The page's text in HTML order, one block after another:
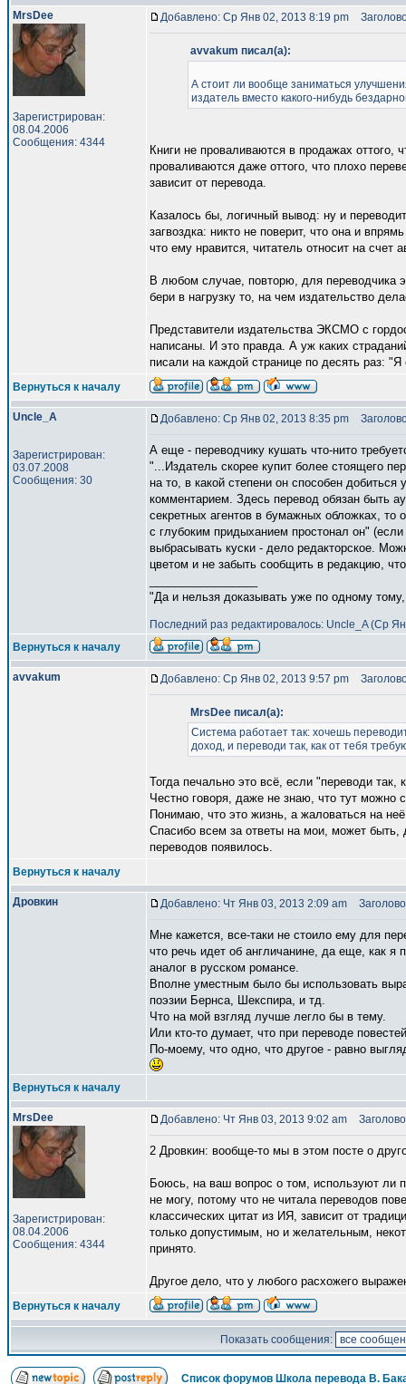
MrsDee
Зарегистрирован:
08.04.2006
Сообщения: 4344
Добавлено: Ср Янв 02, 2013 8:19 pm
avvakum писал(а):
А стоит ли вообще заниматься
издатель вместо какого-нибудь
Книги не проваливаются в продажах оттого,
проваливаются даже оттого, что плохо
зависит от перевода.
Казалось бы, логичный вывод: ну и
загвоздка: никто не поверит, что она и
что ему нравится, читатель относит на счет
В любом случае, повторю, для переводчика
бери в нагрузку то, на чем издательство
Представители издательства ЭКСМО с
написаны. И это правда. А уж каких
писали на каждой странице по десять раз:
Вернуться к началу
Uncle_A
Зарегистрирован:
03.07.2008
Сообщения: 30
Добавлено: Ср Янв 02, 2013 8:35 pm
А еще - переводчику кушать что-нито
"...Издатель скорее купит более стоящего
на то, в какой степени он способен
комментарием. Здесь перевод обязан быть
секретных агентов в бумажных обложках, то
с глубоким придыханием простонал он"
выбрасывать куски - дело редакторское.
цветом и не забыть сообщить в редакцию,
"Да и нельзя доказывать уже по одному
Последний раз редактировалось: Uncle_A (Ср
Вернуться к началу
avvakum Добавлено: Ср Янв 02, 2013 9:57 pm
MrsDee писал(а):
Система работает так: хочешь
доход, и переводи так, как от тебя
Тогда печально это всё, если "переводи так,
Честно говоря, даже не знаю, что тут можно
Понимаю, что это жизнь, а жаловаться на
Спасибо всем за ответы на мои, может быть,
переводов появилось.
Вернуться к началу
Дровкин Добавлено: Чт Янв 03, 2013 2:09 am
Мне кажется, все-таки не стоило ему для
что речь идет об англичанине, да еще, как я
аналог в русском романсе.
Вполне уместным было бы использовать
поэзии Бернса, Шекспира, и тд.
Что на мой взгляд лучше легло бы в тему.
Или кто-то думает, что при переводе
По-моему, что одно, что другое - равно
Вернуться к началу
MrsDee
Зарегистрирован:
08.04.2006
Сообщения: 4344
Добавлено: Чт Янв 03, 2013 9:02 am
2 Дровкин: вообще-то мы в этом посте о
Боюсь, на ваш вопрос о том, используют ли
не могу, потому что не читала переводов
классических цитат из ИЯ, зависит от
только допустимым, но и желательным,
принято.
Другое дело, что у любого расхожего
Вернуться к началу
Показать сообщения:
Список форумов Школа перевода В.